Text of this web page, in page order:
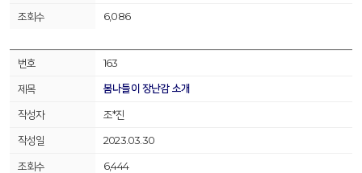
6,086
163
봄나들이 장난감 소개
조*진
2023.03.30
6,444